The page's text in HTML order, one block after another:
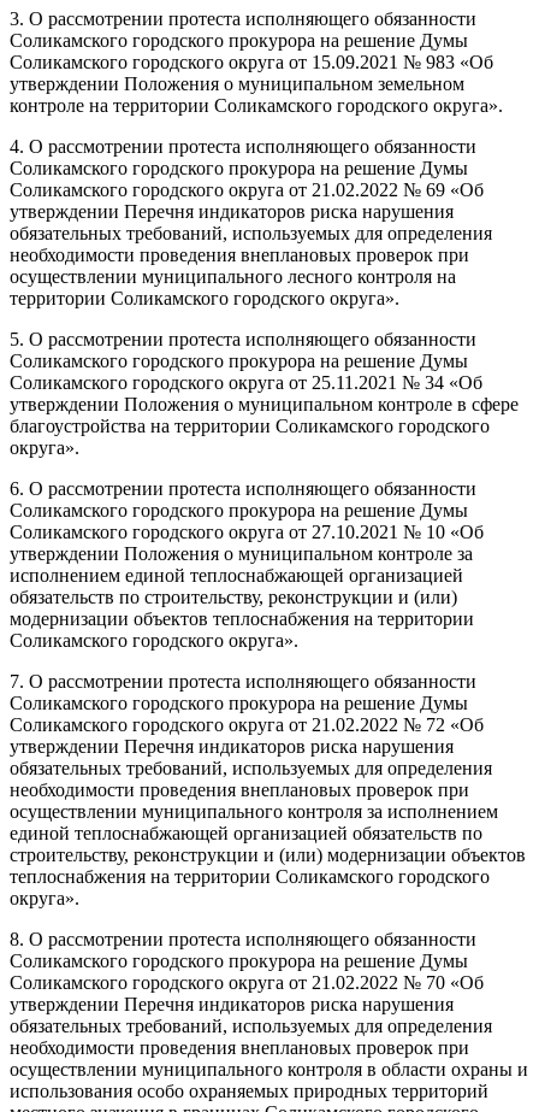
3. О рассмотрении протеста исполняющего обязанности
Соликамского городского прокурора на решение Думы
Соликамского городского округа от 15.09.2021 № 983 «Об
утверждении Положения о муниципальном земельном
контроле на территории Соликамского городского округа».
4. О рассмотрении протеста исполняющего обязанности
Соликамского городского прокурора на решение Думы
Соликамского городского округа от 21.02.2022 № 69 «Об
утверждении Перечня индикаторов риска нарушения
обязательных требований, используемых для определения
необходимости проведения внеплановых проверок при
осуществлении муниципального лесного контроля на
территории Соликамского городского округа».
5. О рассмотрении протеста исполняющего обязанности
Соликамского городского прокурора на решение Думы
Соликамского городского округа от 25.11.2021 № 34 «Об
утверждении Положения о муниципальном контроле в сфере
благоустройства на территории Соликамского городского
округа».
6. О рассмотрении протеста исполняющего обязанности
Соликамского городского прокурора на решение Думы
Соликамского городского округа от 27.10.2021 № 10 «Об
утверждении Положения о муниципальном контроле за
исполнением единой теплоснабжающей организацией
обязательств по строительству, реконструкции и (или)
модернизации объектов теплоснабжения на территории
Соликамского городского округа».
7. О рассмотрении протеста исполняющего обязанности
Соликамского городского прокурора на решение Думы
Соликамского городского округа от 21.02.2022 № 72 «Об
утверждении Перечня индикаторов риска нарушения
обязательных требований, используемых для определения
необходимости проведения внеплановых проверок при
осуществлении муниципального контроля за исполнением
единой теплоснабжающей организацией обязательств по
строительству, реконструкции и (или) модернизации объектов
теплоснабжения на территории Соликамского городского
округа».
8. О рассмотрении протеста исполняющего обязанности
Соликамского городского прокурора на решение Думы
Соликамского городского округа от 21.02.2022 № 70 «Об
утверждении Перечня индикаторов риска нарушения
обязательных требований, используемых для определения
необходимости проведения внеплановых проверок при
осуществлении муниципального контроля в области охраны и
использования особо охраняемых природных территорий